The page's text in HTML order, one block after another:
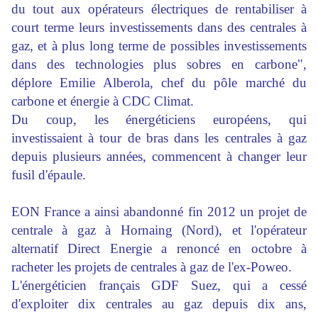
du tout aux opérateurs électriques de rentabiliser à
court terme leurs investissements dans des centrales à
gaz, et à plus long terme de possibles investissements
dans des technologies plus sobres en carbone",
déplore Emilie Alberola, chef du pôle marché du
carbone et énergie à CDC Climat.
Du coup, les énergéticiens européens, qui
investissaient à tour de bras dans les centrales à gaz
depuis plusieurs années, commencent à changer leur
fusil d'épaule.
EON France a ainsi abandonné fin 2012 un projet de
centrale à gaz à Hornaing (Nord), et l'opérateur
alternatif Direct Energie a renoncé en octobre à
racheter les projets de centrales à gaz de l'ex-Poweo.
L'énergéticien français GDF Suez, qui a cessé
d'exploiter dix centrales au gaz depuis dix ans,